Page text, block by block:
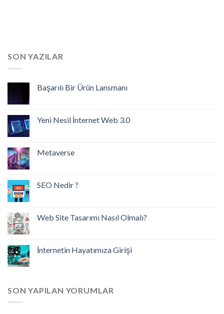
SON YAZILAR
Başarılı Bir Ürün Lansmanı
Yeni Nesil İnternet Web 3.0
Metaverse
SEO Nedir ?
Web Site Tasarımı Nasıl Olmalı?
İnternetin Hayatımıza Girişi
SON YAPILAN YORUMLAR